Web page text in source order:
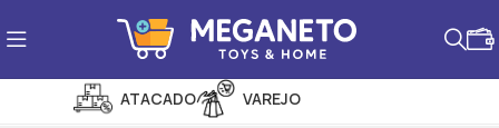
ATACADO VAREJO